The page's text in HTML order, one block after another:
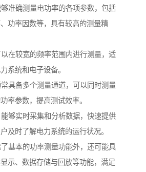
准确测量电功率的各项参数，包括
功率因数等，具有较高的测量精
在较宽的频率范围内进行测量，适
系统和电子设备。
具备多个测量通道，可以同时测量
率参数，提高测试效率。
够实时采集和分析数据，快速提供
及时了解电力系统的运行状况。
基本的功率测量功能外，还可能具
示、数据存储与回放等功能，满足